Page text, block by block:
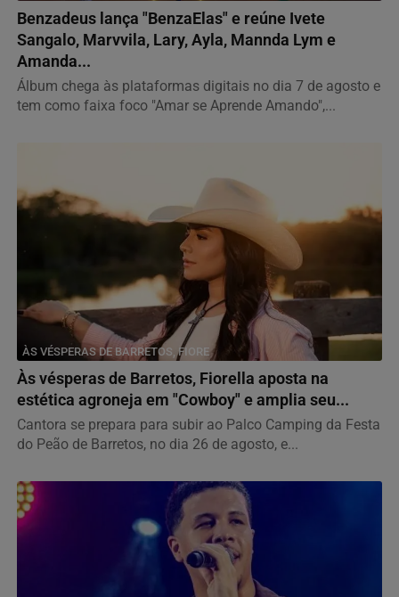
Benzadeus lança "BenzaElas" e reúne Ivete
Sangalo, Marvvila, Lary, Ayla, Mannda Lym e
Amanda...
Álbum chega às plataformas digitais no dia 7 de agosto e
tem como faixa foco "Amar se Aprende Amando",...
ÀS VÉSPERAS DE BARRETOS, FIORE
Às vésperas de Barretos, Fiorella aposta na
estética agroneja em "Cowboy" e amplia seu...
Cantora se prepara para subir ao Palco Camping da Festa
do Peão de Barretos, no dia 26 de agosto, e...